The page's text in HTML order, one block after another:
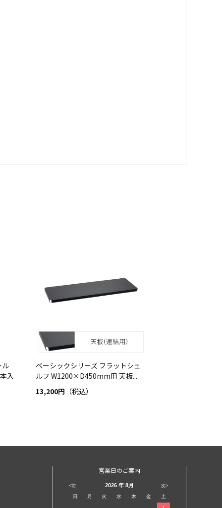
ル
入
ベーシックシリーズ フラットシェ
ルフ W1200×D450mm用 天板...
13,200円 （税込）
営業日のご案内
<前 次>
2026 年 8月
日 月 火 水 木 金 土